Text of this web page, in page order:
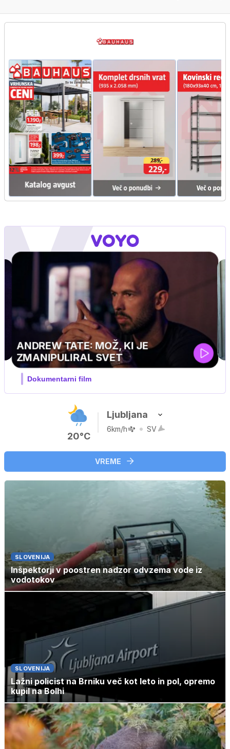
20°C
Ljubljana
6km/h SV
VREME
SLOVENIJA
Inšpektorji v poostren nadzor odvzema vode iz
vodotokov
SLOVENIJA
Lažni policist na Brniku več kot leto in pol, opremo
kupil na Bolhi